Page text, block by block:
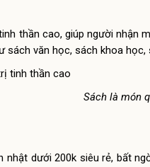
thần cao, giúp người nhận
sách văn học, sách khoa
Sách là món
nhật dưới 200k siêu rẻ, bất